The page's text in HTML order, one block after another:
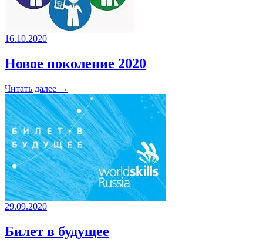
16.10.2020
Новое поколение 2020
Читать далее →
29.09.2020
Билет в будущее